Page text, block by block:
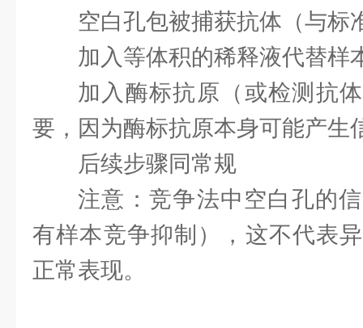
空白孔包被捕获抗体（与标
加入等体积的稀释液代替样
加入酶标抗原（或检测抗
要，因为酶标抗原本身可能产生
后续步骤同常规
注意：竞争法中空白孔的
有样本竞争抑制），这不代表
正常表现。